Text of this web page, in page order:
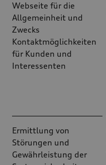
Webseite für die
Allgemeinheit und
Zwecks
Kontaktmöglichkeiten
für Kunden und
Interessenten
Ermittlung von
Störungen und
Gewährleistung der